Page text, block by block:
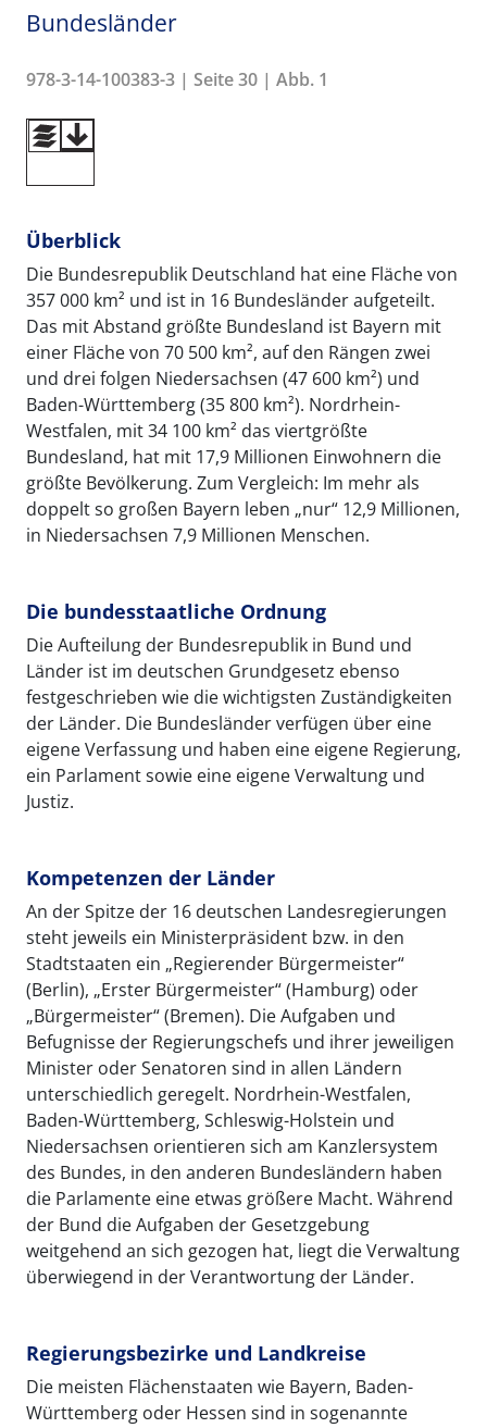
Bundesländer
978-3-14-100383-3 | Seite 30 | Abb. 1
Überblick
Die Bundesrepublik Deutschland hat eine Fläche von
357 000 km² und ist in 16 Bundesländer aufgeteilt.
Das mit Abstand größte Bundesland ist Bayern mit
einer Fläche von 70 500 km², auf den Rängen zwei
und drei folgen Niedersachsen (47 600 km²) und
Baden-Württemberg (35 800 km²). Nordrhein-
Westfalen, mit 34 100 km² das viertgrößte
Bundesland, hat mit 17,9 Millionen Einwohnern die
größte Bevölkerung. Zum Vergleich: Im mehr als
doppelt so großen Bayern leben „nur“ 12,9 Millionen,
in Niedersachsen 7,9 Millionen Menschen.
Die bundesstaatliche Ordnung
Die Aufteilung der Bundesrepublik in Bund und
Länder ist im deutschen Grundgesetz ebenso
festgeschrieben wie die wichtigsten Zuständigkeiten
der Länder. Die Bundesländer verfügen über eine
eigene Verfassung und haben eine eigene Regierung,
ein Parlament sowie eine eigene Verwaltung und
Justiz.
Kompetenzen der Länder
An der Spitze der 16 deutschen Landesregierungen
steht jeweils ein Ministerpräsident bzw. in den
Stadtstaaten ein „Regierender Bürgermeister“
(Berlin), „Erster Bürgermeister“ (Hamburg) oder
„Bürgermeister“ (Bremen). Die Aufgaben und
Befugnisse der Regierungschefs und ihrer jeweiligen
Minister oder Senatoren sind in allen Ländern
unterschiedlich geregelt. Nordrhein-Westfalen,
Baden-Württemberg, Schleswig-Holstein und
Niedersachsen orientieren sich am Kanzlersystem
des Bundes, in den anderen Bundesländern haben
die Parlamente eine etwas größere Macht. Während
der Bund die Aufgaben der Gesetzgebung
weitgehend an sich gezogen hat, liegt die Verwaltung
überwiegend in der Verantwortung der Länder.
Regierungsbezirke und Landkreise
Die meisten Flächenstaaten wie Bayern, Baden-
Württemberg oder Hessen sind in sogenannte